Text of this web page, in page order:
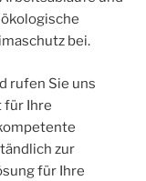
bei.
rufen Sie uns
für Ihre
zur
für Ihre